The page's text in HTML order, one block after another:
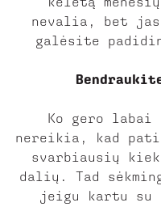
nevalia, bet
galėsite
Ko gero
nereikia, kad
svarbiausių
dalių. Tad
jeigu kartu